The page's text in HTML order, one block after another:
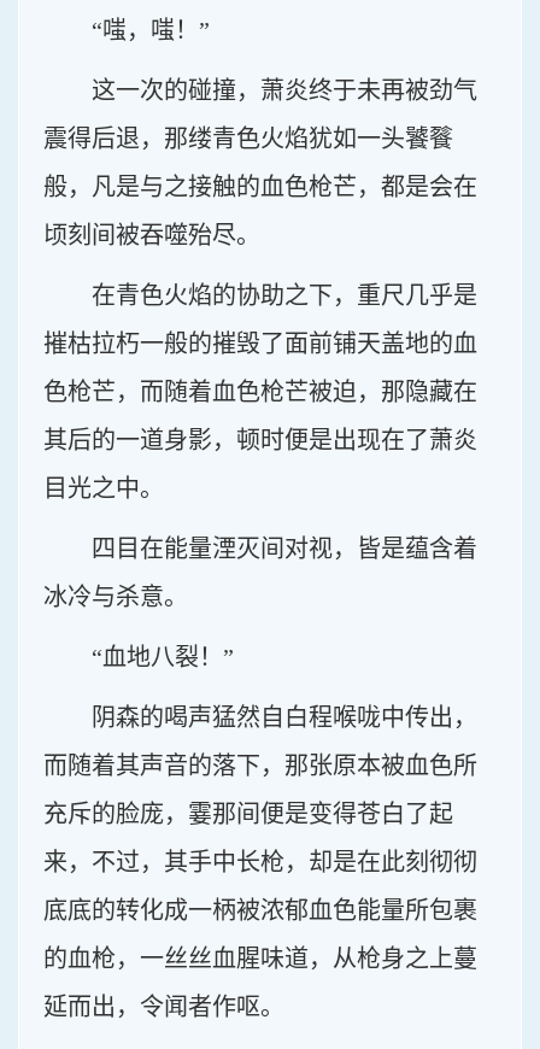
“嗤，嗤！”
这一次的碰撞，萧炎终于未再被劲气
震得后退，那缕青色火焰犹如一头饕餮
般，凡是与之接触的血色枪芒，都是会在
顷刻间被吞噬殆尽。
在青色火焰的协助之下，重尺几乎是
摧枯拉朽一般的摧毁了面前铺天盖地的血
色枪芒，而随着血色枪芒被迫，那隐藏在
其后的一道身影，顿时便是出现在了萧炎
目光之中。
四目在能量湮灭间对视，皆是蕴含着
冰冷与杀意。
“血地八裂！”
阴森的喝声猛然自白程喉咙中传出，
而随着其声音的落下，那张原本被血色所
充斥的脸庞，霎那间便是变得苍白了起
来，不过，其手中长枪，却是在此刻彻彻
底底的转化成一柄被浓郁血色能量所包裹
的血枪，一丝丝血腥味道，从枪身之上蔓
延而出，令闻者作呕。